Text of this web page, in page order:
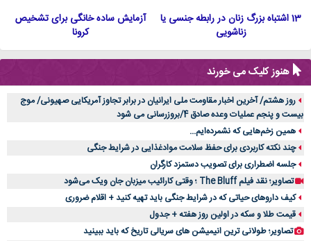
13 اشتباه بزرگ زنان در رابطه جنسی یا
زناشویی
آزمایش ساده خانگی برای تشخیص
کرونا
هنوز کلیک می خورند
روز هشتم/ آخرین اخبار مقاومت ملی ایرانیان در برابر تجاوز آمریکایی صهیونی/ موج
بیست و پنجم عملیات وعده صادق 4/بروزرسانی می شود
همین زخم‌هایی که نشمرده‌ایم...
چند نکته کاربردی برای حفظ سلامت موادغذایی در شرایط جنگی
جلسه اضطراری برای تصویب دستمزد کارگران
تصاویر؛ نقد فیلم The Bluff ؛ وقتی کارائیب میزبان جان ویک می‌شود
کیف داروهای حیاتی که در شرایط جنگی باید تهیه کنید + اقلام ضروری
قیمت طلا و سکه در اولین روز هفته + جدول
تصاویر؛ طولانی ترین انیمیشن های سریالی تاریخ که باید ببینید